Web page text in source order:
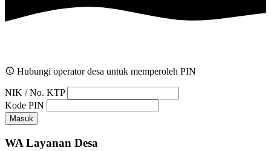
Hubungi operator desa untuk memperoleh PIN
NIK / No. KTP
Kode PIN
Masuk
WA Layanan Desa